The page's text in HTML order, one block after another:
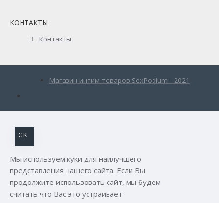
КОНТАКТЫ
Контакты
Магазин интим товаров SexPodium - 2021
OK
Мы используем куки для наилучшего
представления нашего сайта. Если Вы
продолжите использовать сайт, мы будем
считать что Вас это устраивает